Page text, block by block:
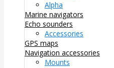
Alpha
Marine navigators
Echo sounders
Accessories
GPS maps
Navigation accessories
Mounts